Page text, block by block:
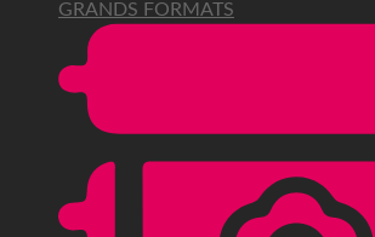
GRANDS FORMATS